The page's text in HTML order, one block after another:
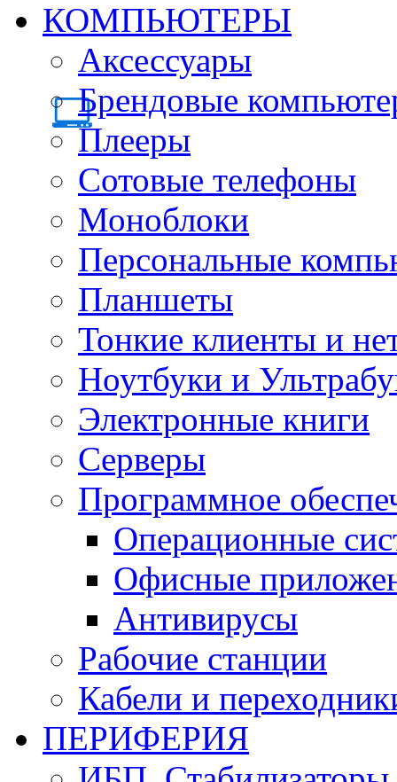
КОМПЬЮТЕРЫ
Аксессуары
Брендовые
Плееры
Сотовые телефоны
Моноблоки
Персональные
Планшеты
Тонкие клиенты и
Ноутбуки и
Электронные книги
Серверы
Программное
Операционные
Офисные
Антивирусы
Рабочие станции
Кабели и
ПЕРИФЕРИЯ